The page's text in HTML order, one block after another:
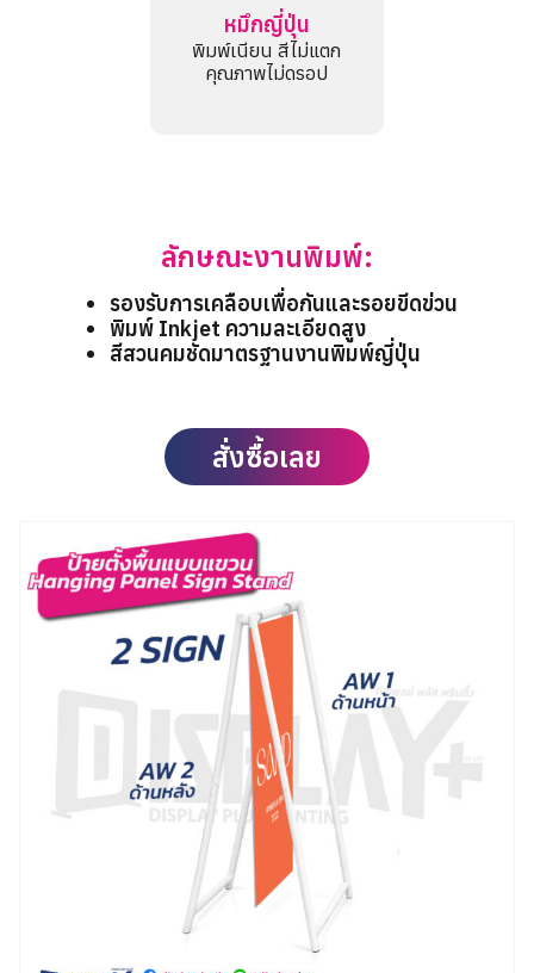
หมึกญี่ปุ่น
พิมพ์เนียน สีไม่แตก
คุณภาพไม่ดรอป
ลักษณะงานพิมพ์:
รองรับการเคลือบเพื่อกันและรอยขีดข่วน
พิมพ์ Inkjet ความละเอียดสูง
สีสวนคมชัดมาตรฐานงานพิมพ์ญี่ปุ่น
สั่งซื้อเลย